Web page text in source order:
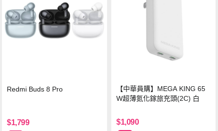
Redmi Buds 8 Pro
$1,799
【中華員購】MEGA KING 65
W超薄氮化鎵旅充頭(2C) 白
$1,090